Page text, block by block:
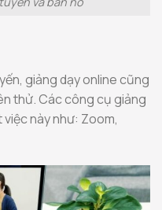
giảng dạy online cũng
thử. Các công cụ giảng
này như: Zoom,